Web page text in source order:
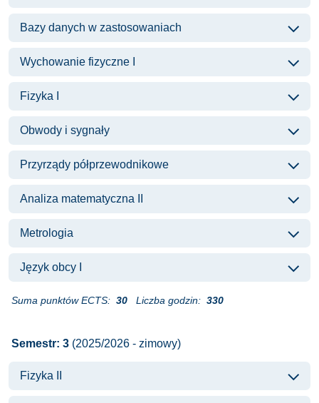
Bazy danych w zastosowaniach
Wychowanie fizyczne I
Fizyka I
Obwody i sygnały
Przyrządy półprzewodnikowe
Analiza matematyczna II
Metrologia
Język obcy I
Suma punktów ECTS: 30 Liczba godzin: 330
Semestr: 3 (2025/2026 - zimowy)
Fizyka II